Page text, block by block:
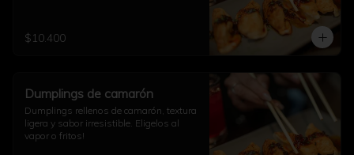
$10.400
Dumplings de camarón
Dumplings rellenos de camarón, textura
ligera y sabor irresistible. Eligelos al
vapor o fritos!